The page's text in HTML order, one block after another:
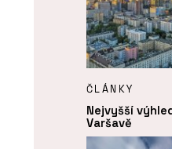
ČLÁNKY
Nejvyšší
Varšavě